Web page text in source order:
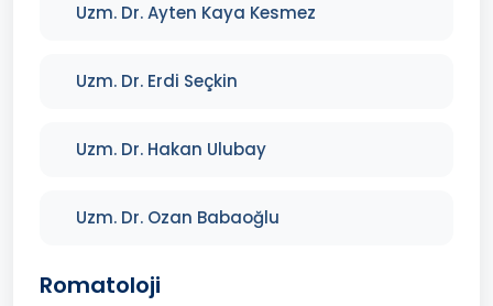
Uzm. Dr. Ayten Kaya Kesmez
Uzm. Dr. Erdi Seçkin
Uzm. Dr. Hakan Ulubay
Uzm. Dr. Ozan Babaoğlu
Romatoloji